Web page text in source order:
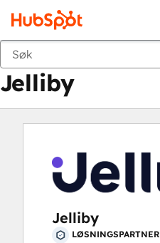
Markedsted
Jelliby
Jelliby
LØSNINGSPARTNER